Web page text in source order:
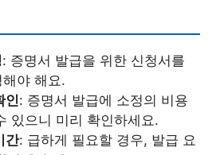
: 증명서 발급을 위한 신청서를
야 해요.
인: 증명서 발급에 소정의 비용
있으니 미리 확인하세요.
간: 급하게 필요할 경우, 발급 요